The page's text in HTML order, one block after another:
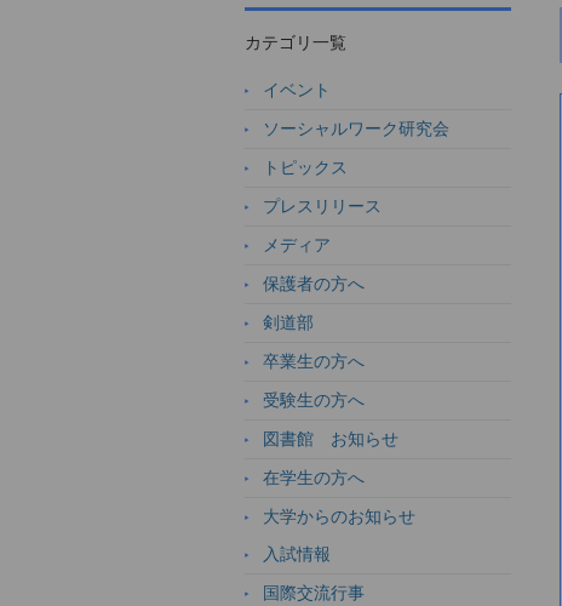
カテゴリ一覧
イベント
ソーシャルワーク研究会
トピックス
プレスリリース
メディア
保護者の方へ
剣道部
卒業生の方へ
受験生の方へ
図書館 お知らせ
在学生の方へ
大学からのお知らせ
入試情報
国際交流行事